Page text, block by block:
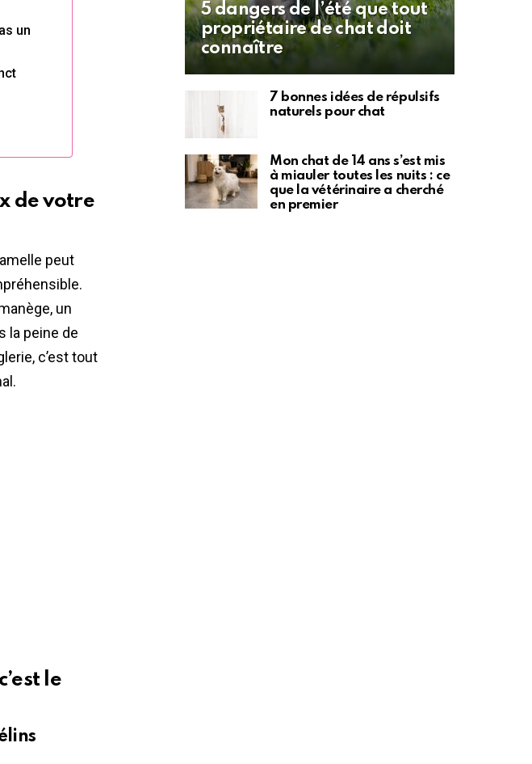
un
de votre
peut
un
la peine de
c’est tout
le
5 dangers de l’été que tout
propriétaire de chat doit
connaître
7 bonnes idées de répulsifs
naturels pour chat
Mon chat de 14 ans s’est mis
à miauler toutes les nuits : ce
que la vétérinaire a cherché
en premier